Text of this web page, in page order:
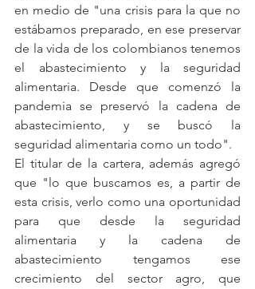
en medio de "una crisis para la que no
estábamos preparado, en ese preservar
de la vida de los colombianos tenemos
el abastecimiento y la seguridad
alimentaria. Desde que comenzó la
pandemia se preservó la cadena de
abastecimiento, y se buscó la
seguridad alimentaria como un todo".
El titular de la cartera, además agregó
que "lo que buscamos es, a partir de
esta crisis, verlo como una oportunidad
para que desde la seguridad
alimentaria y la cadena de
abastecimiento tengamos ese
crecimiento del sector agro, que